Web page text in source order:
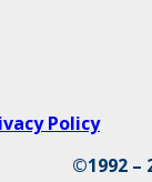
Policy
©1992 –